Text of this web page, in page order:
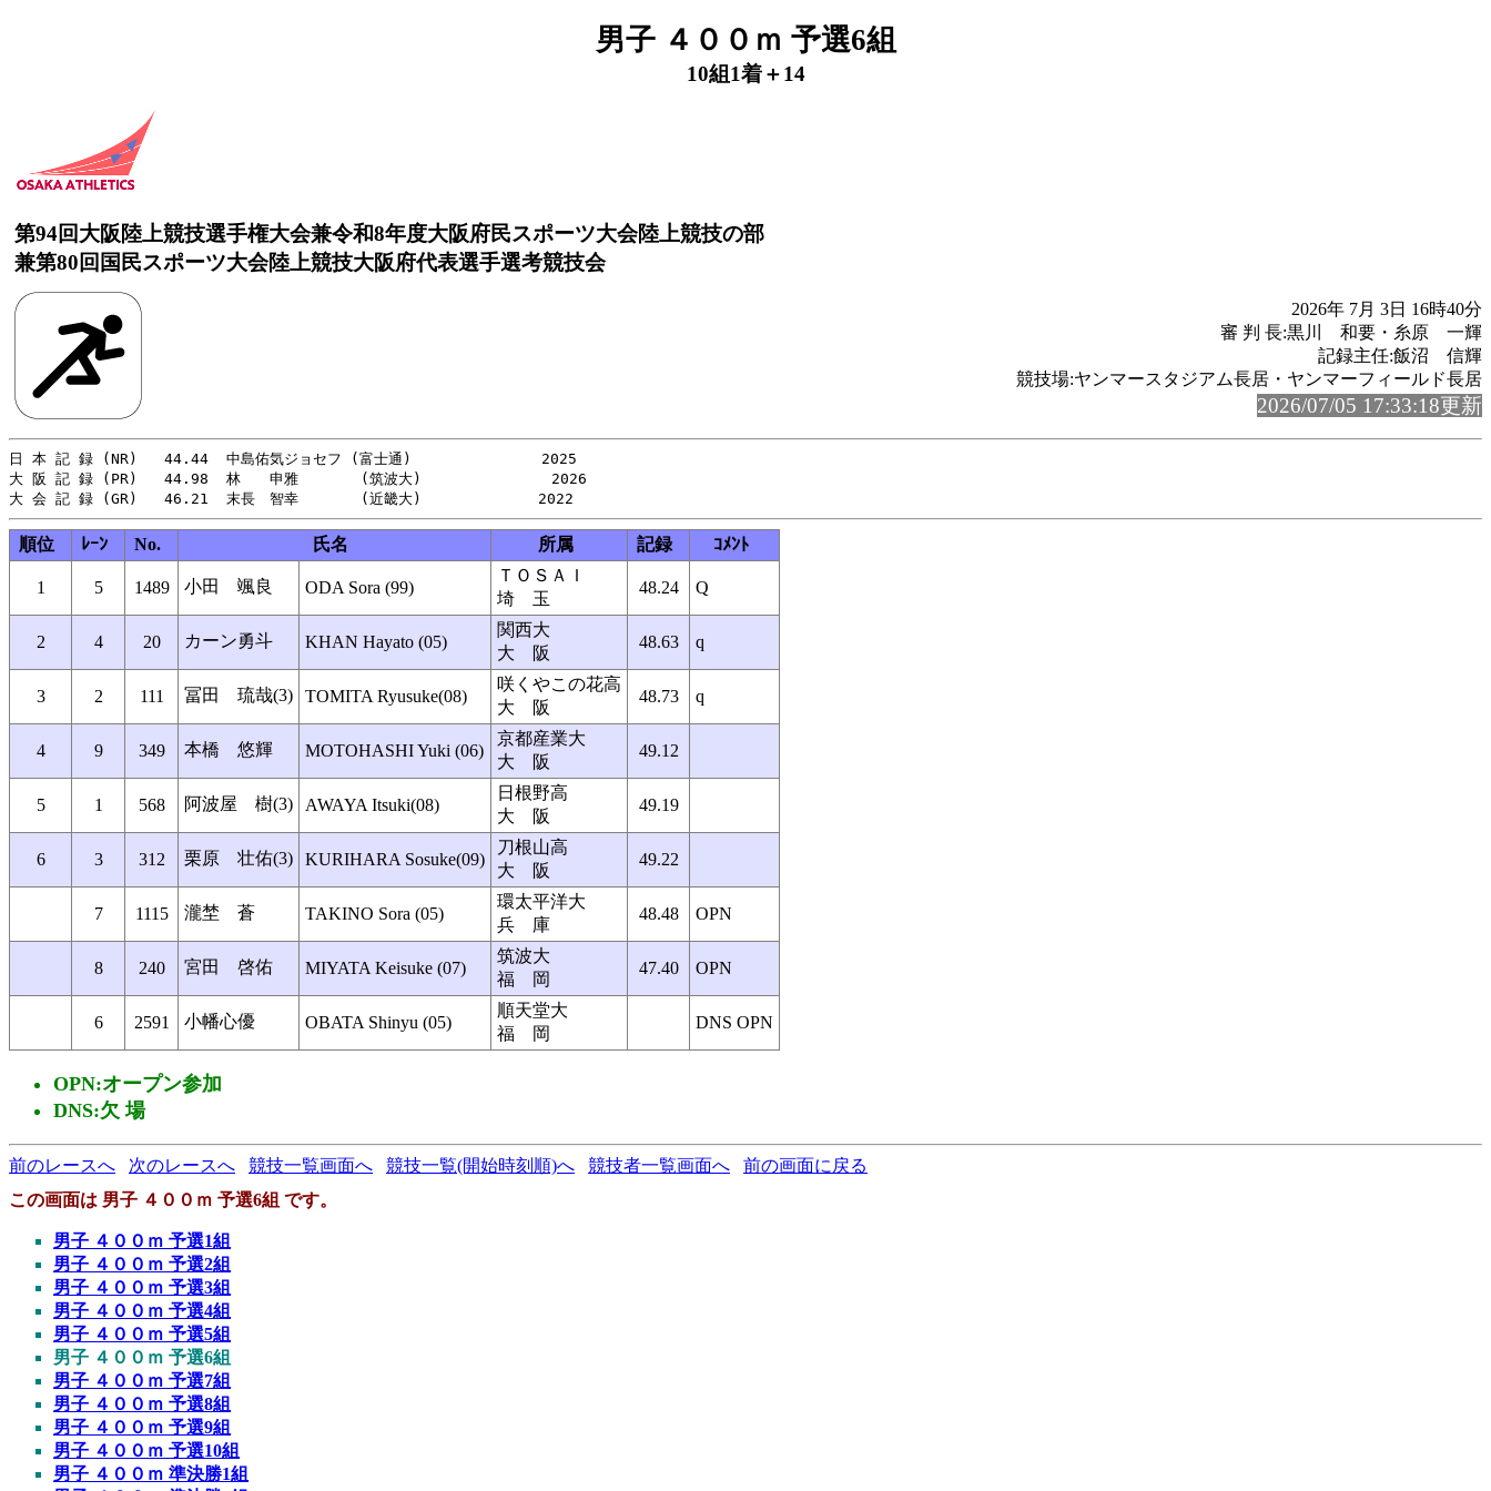
男子 ４００ｍ 予選6組
10組1着＋14
第94回大阪陸上競技選手権大会兼令和8年度大阪府民スポーツ大会陸上競技の部
兼第80回国民スポーツ大会陸上競技大阪府代表選手選考競技会
2026年 7月 3日 16時40分
審 判 長:黒川 和要・糸原 一輝
記録主任:飯沼 信輝
競技場:ヤンマースタジアム長居・ヤンマーフィールド長居
2026/07/05 17:33:18更新
日 本 記 録 (NR)   44.44  中島佑気ジョセフ (富士通)　             2025
大 阪 記 録 (PR)   44.98  林　　申雅       (筑波大)     　        2026
順位 ﾚｰﾝ No. 氏名 所属 記録 ｺﾒﾝﾄ
1 5 1489 小田 颯良 ODA Sora (99)
ＴＯＳＡＩ
埼 玉
48.24 Q
2 4 20 カーン勇斗 KHAN Hayato (05)
関西大
大 阪
48.63 q
3 2 111 冨田 琉哉(3) TOMITA Ryusuke(08)
咲くやこの花高
大 阪
48.73 q
4 9 349 本橋 悠輝 MOTOHASHI Yuki (06)
京都産業大
大 阪
49.12
5 1 568 阿波屋 樹(3) AWAYA Itsuki(08)
日根野高
大 阪
49.19
6 3 312 栗原 壮佑(3) KURIHARA Sosuke(09)
刀根山高
大 阪
49.22
7 1115 瀧埜 蒼 TAKINO Sora (05)
環太平洋大
兵 庫
48.48 OPN
8 240 宮田 啓佑 MIYATA Keisuke (07)
筑波大
福 岡
47.40 OPN
6 2591 小幡心優 OBATA Shinyu (05)
順天堂大
福 岡
DNS OPN
OPN:オープン参加
DNS:欠 場
前のレースへ 次のレースへ 競技一覧画面へ 競技一覧(開始時刻順)へ 競技者一覧画面へ
前の画面に戻る
この画面は 男子 ４００ｍ 予選6組 です。
男子 ４００ｍ 予選1組
男子 ４００ｍ 予選2組
男子 ４００ｍ 予選3組
男子 ４００ｍ 予選4組
男子 ４００ｍ 予選5組
男子 ４００ｍ 予選6組
男子 ４００ｍ 予選7組
男子 ４００ｍ 予選8組
男子 ４００ｍ 予選9組
男子 ４００ｍ 予選10組
男子 ４００ｍ 準決勝1組